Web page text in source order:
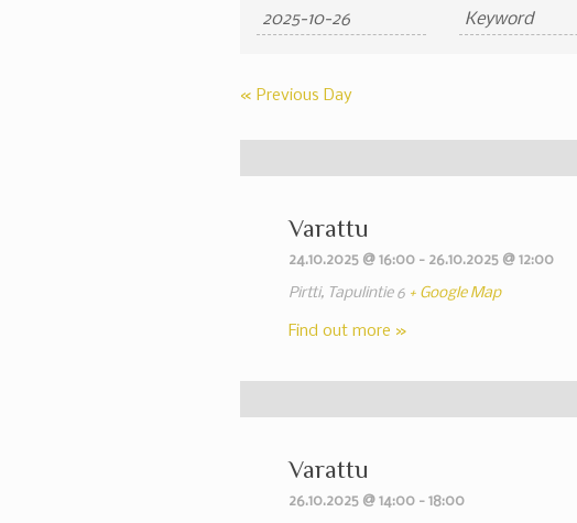
Search
Views
Navigation
Search
« Previous Day
Varattu
24.10.2025 @ 16:00- 26.10.2025 @ 12:00
Pirtti, Tapulintie 6 + Google Map
Find out more »
Varattu
26.10.2025 @ 14:00- 18:00